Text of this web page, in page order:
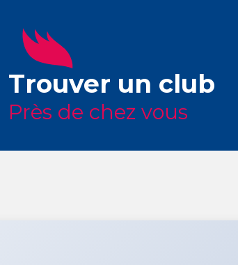
Trouver un club
Près de chez vous